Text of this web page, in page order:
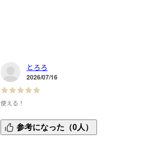
とろろ
2026/07/16
使える！
キッチンの扉に付けてます。ゴミをさっと捨てて
るのでとても便利です。シンプルなデザインも
参考になった（0人）